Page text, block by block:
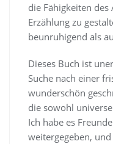
die Fähigkeiten
Erzählung zu
beunruhigend als
Dieses Buch ist
Suche nach einer
wunderschön
die sowohl
Ich habe es
weitergegeben,